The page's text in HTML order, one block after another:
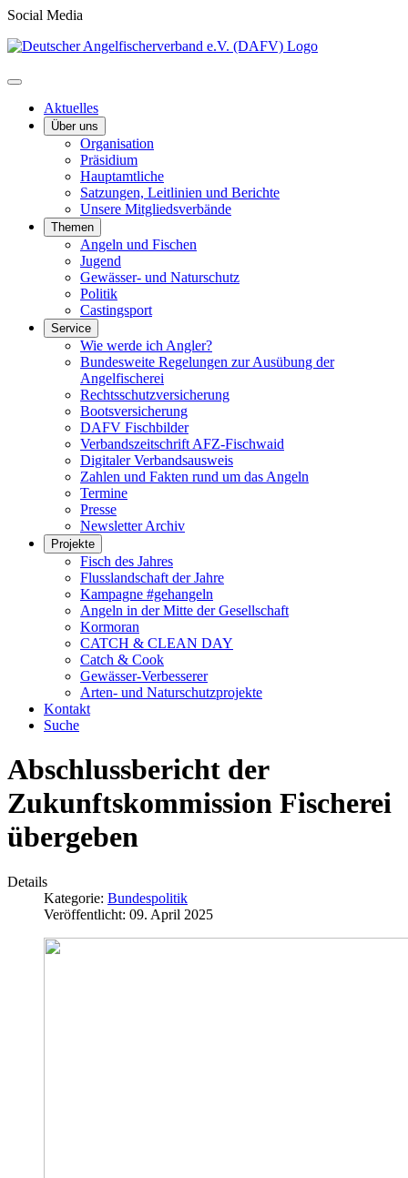
Social Media
Aktuelles
Über uns
Organisation
Präsidium
Hauptamtliche
Satzungen, Leitlinien und Berichte
Unsere Mitgliedsverbände
Themen
Angeln und Fischen
Jugend
Gewässer- und Naturschutz
Politik
Castingsport
Service
Wie werde ich Angler?
Bundesweite Regelungen zur Ausübung der
Angelfischerei
Rechtsschutzversicherung
Bootsversicherung
DAFV Fischbilder
Verbandszeitschrift AFZ-Fischwaid
Digitaler Verbandsausweis
Zahlen und Fakten rund um das Angeln
Termine
Presse
Newsletter Archiv
Projekte
Fisch des Jahres
Flusslandschaft der Jahre
Kampagne #gehangeln
Angeln in der Mitte der Gesellschaft
Kormoran
CATCH & CLEAN DAY
Catch & Cook
Gewässer-Verbesserer
Arten- und Naturschutzprojekte
Kontakt
Suche
Abschlussbericht der
Zukunftskommission Fischerei
übergeben
Details
Kategorie: Bundespolitik
Veröffentlicht: 09. April 2025